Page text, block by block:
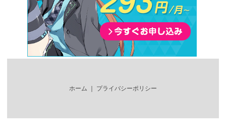
ホーム ｜ プライバシーポリシー